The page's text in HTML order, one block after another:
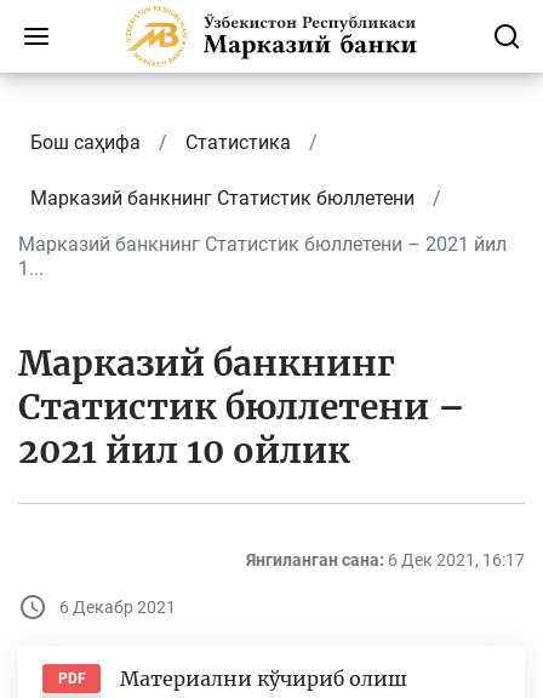
Бош саҳифа Статистика
Марказий банкнинг Cтатистик бюллетени
Марказий банкнинг Статистик бюллетени – 2021 йил
1...
Марказий банкнинг
Статистик бюллетени –
2021 йил 10 ойлик
Янгиланган сана: 6 Дек 2021, 16:17
6 Декабр 2021
PDF Материални кўчириб олиш